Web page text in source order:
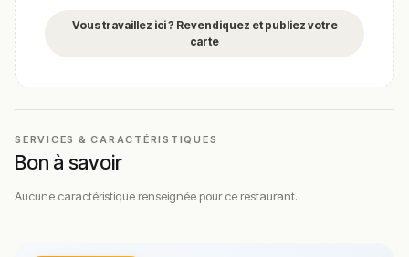
Vous travaillez ici ? Revendiquez et publiez votre
carte
SERVICES & CARACTÉRISTIQUES
Bon à savoir
Aucune caractéristique renseignée pour ce restaurant.